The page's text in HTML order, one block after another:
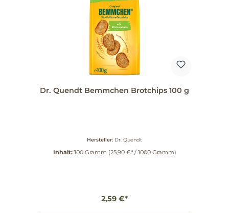
Dr. Quendt Bemmchen Brotchips 100 g
Hersteller: Dr. Quendt
Inhalt: 100 Gramm (25,90 €* / 1000 Gramm)
2,59 €*